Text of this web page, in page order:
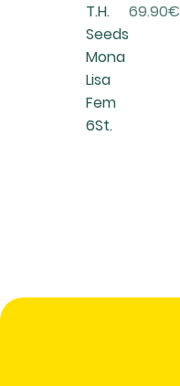
T.H.
Seeds
Mona
Lisa
Fem
6St.
69.90€